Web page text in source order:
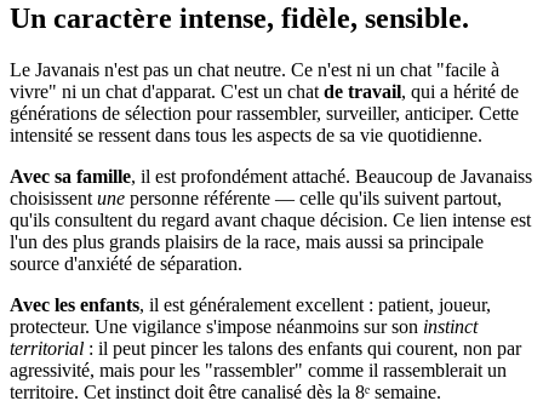
Un caractère intense, fidèle, sensible.
Le Javanais n'est pas un chat neutre. Ce n'est ni un chat "facile à
vivre" ni un chat d'apparat. C'est un chat de travail, qui a hérité de
générations de sélection pour rassembler, surveiller, anticiper. Cette
intensité se ressent dans tous les aspects de sa vie quotidienne.
Avec sa famille, il est profondément attaché. Beaucoup de Javanaiss
choisissent une personne référente — celle qu'ils suivent partout,
qu'ils consultent du regard avant chaque décision. Ce lien intense est
l'un des plus grands plaisirs de la race, mais aussi sa principale
source d'anxiété de séparation.
Avec les enfants, il est généralement excellent : patient, joueur,
protecteur. Une vigilance s'impose néanmoins sur son instinct
territorial : il peut pincer les talons des enfants qui courent, non par
agressivité, mais pour les "rassembler" comme il rassemblerait un
territoire. Cet instinct doit être canalisé dès la 8ᵉ semaine.